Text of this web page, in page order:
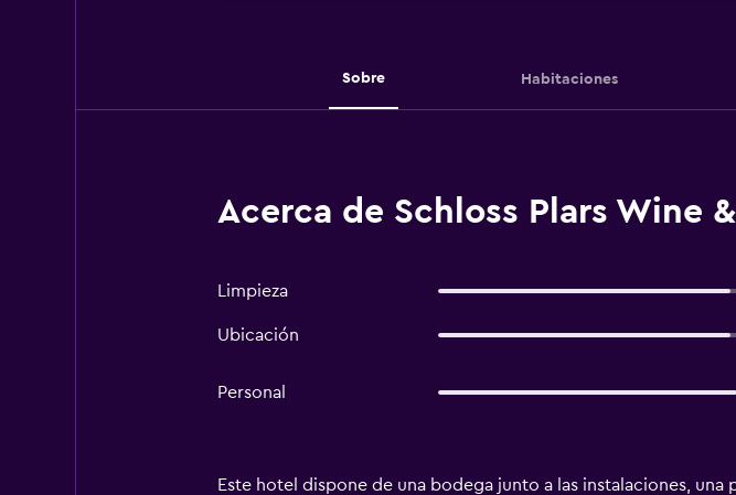
Sobre Habitaciones
Acerca de Schloss Plars Wine
Limpieza
Ubicación
Personal
Este hotel dispone de una bodega junto a las instalaciones,